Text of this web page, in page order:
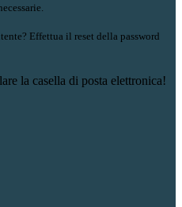
Effettua il reset della password
la casella di posta elettronica!